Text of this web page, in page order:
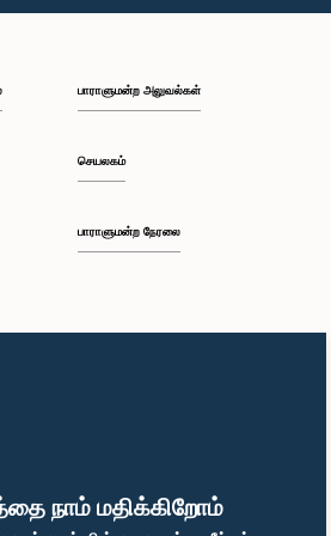
நாம் மதிக்கிறோம்
பாராளுமன்ற அலுவல்கள்
செயலகம்
பாராளுமன்ற நேரலை